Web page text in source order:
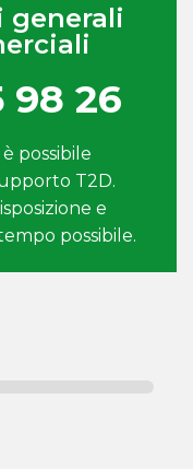
generali
98 26
possibile
T2D.
e
possibile.